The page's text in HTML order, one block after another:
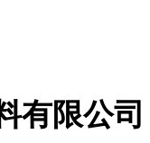
有限公司